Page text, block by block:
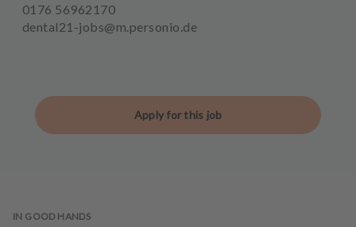
0176 56962170
dental21-jobs@m.personio.de
Apply for this job
IN GOOD HANDS